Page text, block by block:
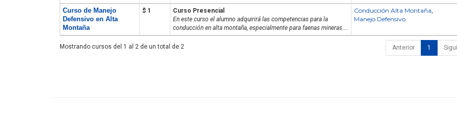
Curso de Manejo
Defensivo en Alta
Montaña
$ 1
Curso Presencial
En este curso el alumno adquirirá las competencias para la
conducción en alta montaña, especialmente para faenas mineras....
Conducción Alta Montaña
Manejo Defensivo
Mostrando cursos del 1 al 2 de un total de 2 Anterior 1